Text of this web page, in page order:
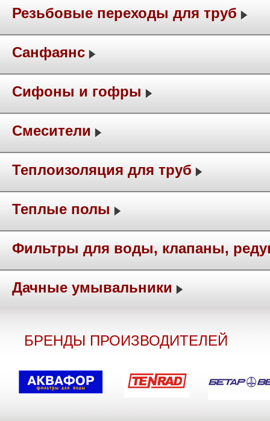
Резьбовые переходы для труб
Санфаянс
Сифоны и гофры
Смесители
Теплоизоляция для труб
Теплые полы
Фильтры для воды, клапаны,
Дачные умывальники
БРЕНДЫ ПРОИЗВОДИТЕЛЕЙ